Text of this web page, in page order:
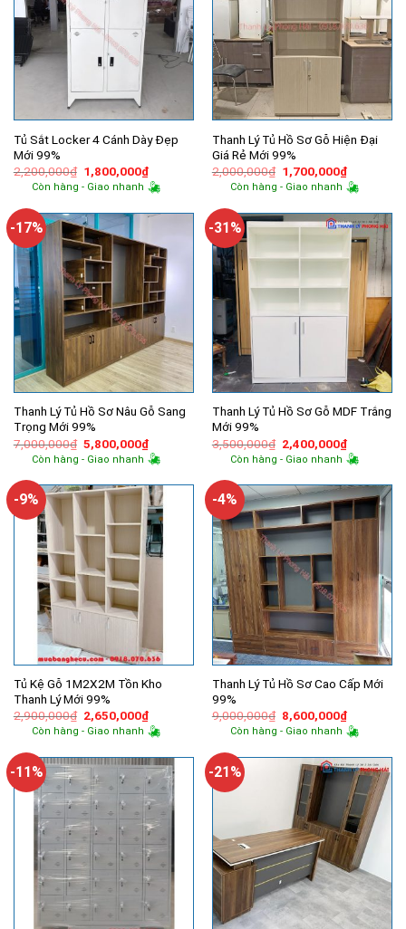
Tủ Sắt Locker 4 Cánh Dày Đẹp
Mới 99%
2,200,000₫ Giá
gốc
là:
1,800,000₫Giá
hiện
tại
1,800,000₫.
Còn hàng - Giao nhanh
Thanh Lý Tủ Hồ Sơ Gỗ Hiện Đại
Giá Rẻ Mới 99%
2,000,000₫ Giá
gốc
là:
1,700,000₫Giá
hiện
tại
Còn hàng - Giao nhanh
-17%
Thanh Lý Tủ Hồ Sơ Nâu Gỗ Sang
Trọng Mới 99%
7,000,000₫ Giá
gốc
là:
5,800,000₫Giá
hiện
tại
5,800,000₫.
Còn hàng - Giao nhanh
-31%
Thanh Lý Tủ Hồ Sơ Gỗ MDF Trắng
Mới 99%
3,500,000₫ Giá
gốc
là:
2,400,000₫Giá
hiện
tại
Còn hàng - Giao nhanh
-9%
Tủ Kệ Gỗ 1M2X2M Tồn Kho
Thanh Lý Mới 99%
2,900,000₫ Giá
gốc
là:
2,650,000₫Giá
hiện
tại
2,650,000₫.
Còn hàng - Giao nhanh
-4%
Thanh Lý Tủ Hồ Sơ Cao Cấp Mới
99%
9,000,000₫ Giá
gốc
là:
8,600,000₫Giá
hiện
tại
Còn hàng - Giao nhanh
-11% -21%